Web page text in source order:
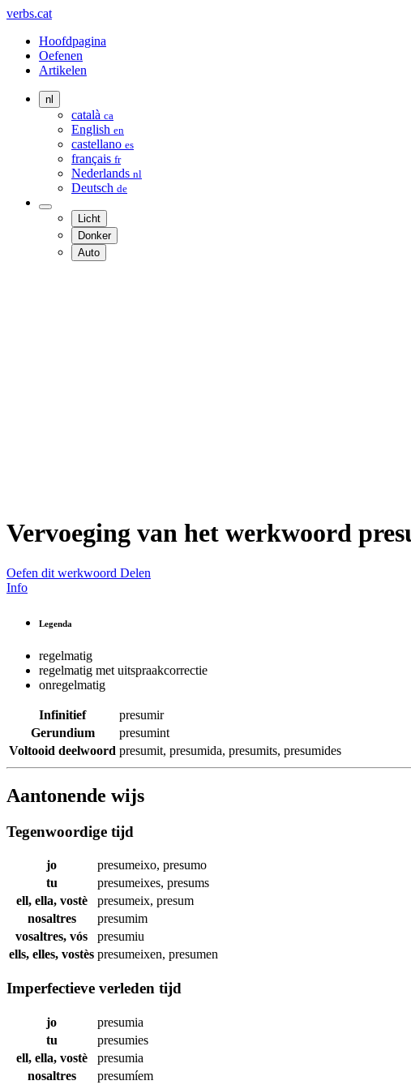
verbs.cat
Hoofdpagina
Oefenen
Artikelen
nl
català ca
English en
castellano es
français fr
Nederlands nl
Deutsch de
Licht
Donker
Auto
Vervoeging van het werkwoord
Oefen dit werkwoord Delen
Info
Legenda
regelmatig
regelmatig met uitspraakcorrectie
onregelmatig
Infinitief
presumir
Gerundium
presumint
Voltooid deelwoord presumit, presumida, presumits, presumides
Aantonende wijs
Tegenwoordige tijd
jo presumeixo, presumo
tu
presumeixes, presums
ell, ella, vostè
presumeix, presum
nosaltres
presumim
vosaltres, vós
presumiu
ells, elles, vostès presumeixen, presumen
Imperfectieve verleden tijd
jo
presumia
tu
presumies
ell, ella, vostè
presumia
nosaltres
presumíem